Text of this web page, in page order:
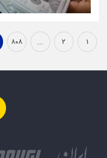
۱ ۲ ... ۸۰۸